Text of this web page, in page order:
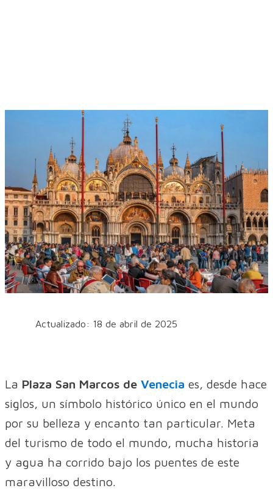
Actualizado: 18 de abril de 2025
La Plaza San Marcos de Venecia es, desde hace
siglos, un símbolo histórico único en el mundo
por su belleza y encanto tan particular. Meta
del turismo de todo el mundo, mucha historia
y agua ha corrido bajo los puentes de este
maravilloso destino.